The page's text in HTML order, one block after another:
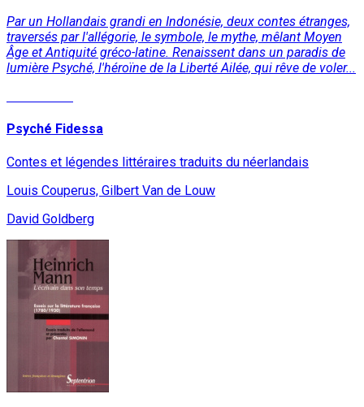
Par un Hollandais grandi en Indonésie, deux contes étranges,
traversés par l'allégorie, le symbole, le mythe, mêlant Moyen
Âge et Antiquité gréco-latine. Renaissent dans un paradis de
lumière Psyché, l'héroïne de la Liberté Ailée, qui rêve de voler...
Psyché Fidessa
Contes et légendes littéraires traduits du néerlandais
Louis Couperus, Gilbert Van de Louw
David Goldberg